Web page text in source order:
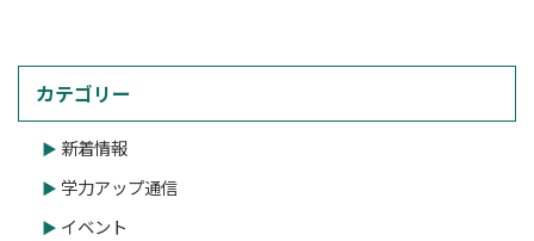
カテゴリー
新着情報
学力アップ通信
イベント